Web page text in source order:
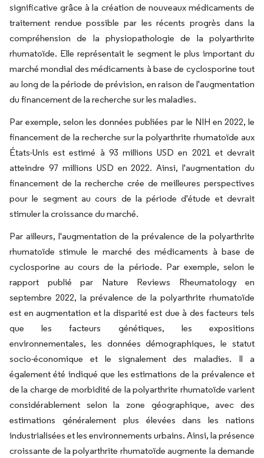
significative grâce à la création de nouveaux médicaments de
traitement rendue possible par les récents progrès dans la
compréhension de la physiopathologie de la polyarthrite
rhumatoïde. Elle représentait le segment le plus important du
marché mondial des médicaments à base de cyclosporine tout
au long de la période de prévision, en raison de l'augmentation
du financement de la recherche sur les maladies.
Par exemple, selon les données publiées par le NIH en 2022, le
financement de la recherche sur la polyarthrite rhumatoïde aux
États-Unis est estimé à 93 millions USD en 2021 et devrait
atteindre 97 millions USD en 2022. Ainsi, l'augmentation du
financement de la recherche crée de meilleures perspectives
pour le segment au cours de la période d'étude et devrait
stimuler la croissance du marché.
Par ailleurs, l'augmentation de la prévalence de la polyarthrite
rhumatoïde stimule le marché des médicaments à base de
cyclosporine au cours de la période. Par exemple, selon le
rapport publié par Nature Reviews Rheumatology en
septembre 2022, la prévalence de la polyarthrite rhumatoïde
est en augmentation et la disparité est due à des facteurs tels
que les facteurs génétiques, les expositions
environnementales, les données démographiques, le statut
socio-économique et le signalement des maladies. Il a
également été indiqué que les estimations de la prévalence et
de la charge de morbidité de la polyarthrite rhumatoïde varient
considérablement selon la zone géographique, avec des
estimations généralement plus élevées dans les nations
industrialisées et les environnements urbains. Ainsi, la présence
croissante de la polyarthrite rhumatoïde augmente la demande